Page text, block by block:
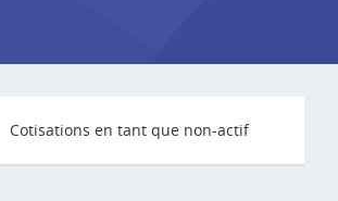
Cotisations en tant que non-actif